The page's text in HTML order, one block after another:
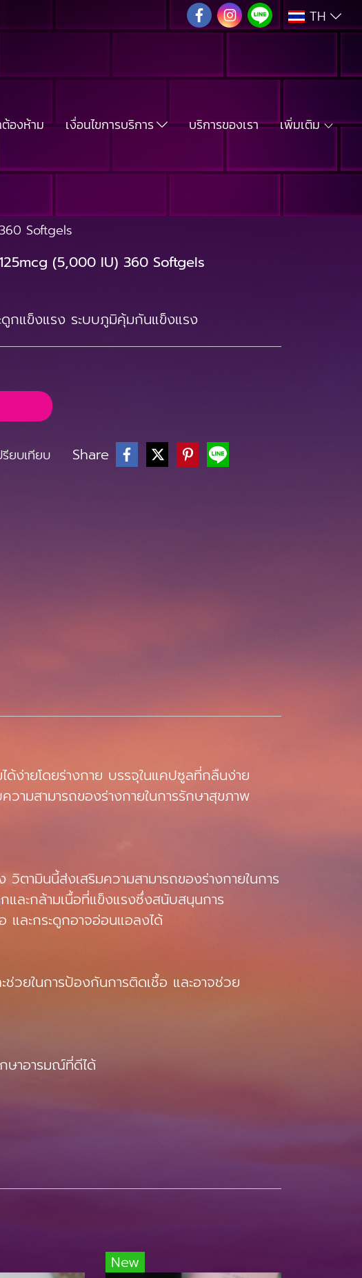
TH
องห้าม เงื่อนไขการบริการ บริการของเรา เพิ่มเติม
Softgels
(5,000 IU) 360 Softgels
ดูกแข็งแรง ระบบภูมิคุ้มกันแข็งแรง
รียบเทียบ Share
ง่ายโดยร่างกาย บรรจุในแคปซูลที่กลืนง่าย
มสามารถของร่างกายในการรักษาสุขภาพ
ตามินนี้ส่งเสริมความสามารถของร่างกายในการ
ละกล้ามเนื้อที่แข็งแรงซึ่งสนับสนุนการ
และกระดูกอาจอ่อนแอลงได้
วยในการป้องกันการติดเชื้อ และอาจช่วย
ษาอารมณ์ที่ดีได้
New